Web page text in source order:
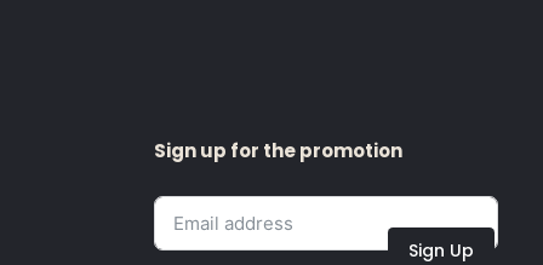
Sign up for the promotion
Sign Up